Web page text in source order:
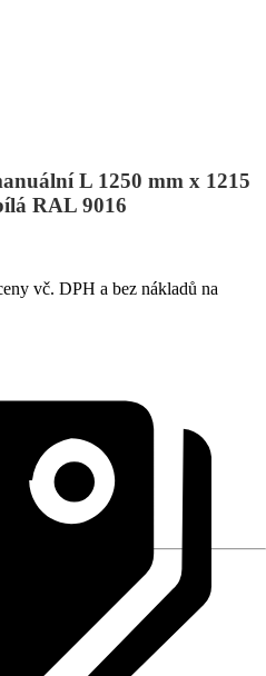
L 1250 mm x 1215
RAL 9016
vč. DPH a bez nákladů na